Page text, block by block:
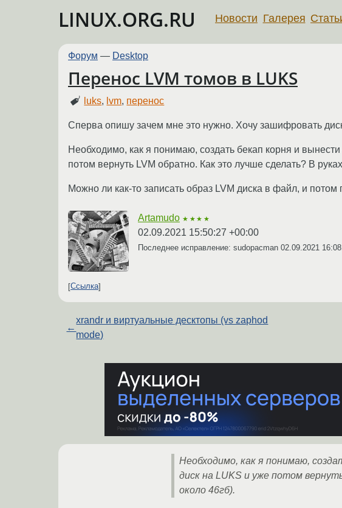
LINUX.ORG.RU Новости Галерея
Форум — Desktop
Перенос LVM томов в LUKS
luks, lvm, перенос
Сперва опишу зачем мне это нужно. Хочу зашифровать
Необходимо, как я понимаю, создать бекап корня и
потом вернуть LVM обратно. Как это лучше сделать? В
Можно ли как-то записать образ LVM диска в файл, и
Artamudo ★★★★
02.09.2021 15:50:27 +00:00
Последнее исправление: sudopacman 02.09.2021
Ссылка
←
xrandr и виртуальные десктопы (vs zaphod
mode)
Необходимо, как я понимаю,
диск на LUKS и уже потом
около 46гб).